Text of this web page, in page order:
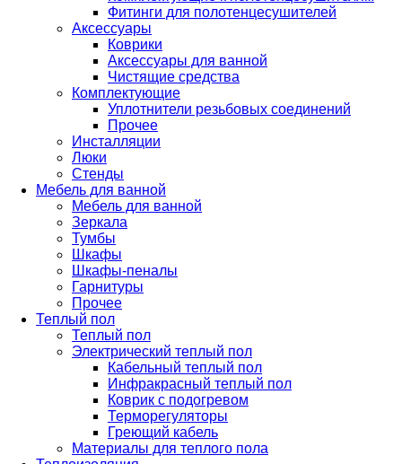
Фитинги для полотенцесушителей
Аксессуары
Коврики
Аксессуары для ванной
Чистящие средства
Комплектующие
Уплотнители резьбовых соединений
Прочее
Инсталляции
Люки
Стенды
Мебель для ванной
Мебель для ванной
Зеркала
Тумбы
Шкафы
Шкафы-пеналы
Гарнитуры
Прочее
Теплый пол
Теплый пол
Электрический теплый пол
Кабельный теплый пол
Инфракрасный теплый пол
Коврик с подогревом
Терморегуляторы
Греющий кабель
Материалы для теплого пола